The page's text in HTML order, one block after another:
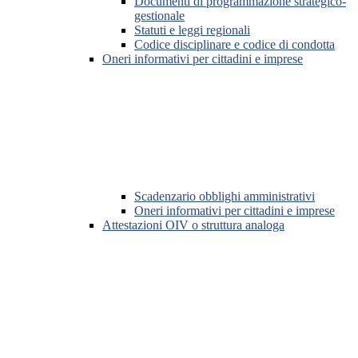
gestionale
Statuti e leggi regionali
Codice disciplinare e codice di condotta
Oneri informativi per cittadini e imprese
Scadenzario obblighi amministrativi
Oneri informativi per cittadini e imprese
Attestazioni OIV o struttura analoga